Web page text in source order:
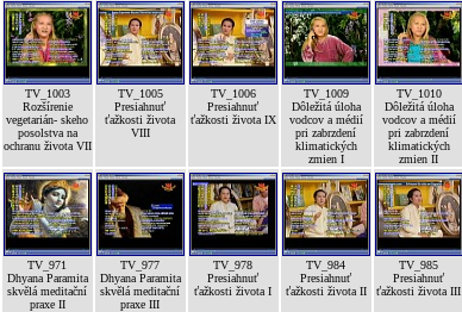
TV_1003
Rozšírenie
vegetarián- skeho
posolstva na
ochranu života VII
TV_1005
Presiahnuť
ťažkosti života
VIII
TV_1006
Presiahnuť
ťažkosti života IX
TV_1009
Dôležitá úloha
vodcov a médií
pri zabrzdení
klimatických
zmien I
TV_1010
Dôležitá úloha
vodcov a médií
pri zabrzdení
klimatických
zmien II
TV_971
Dhyana Paramita
skvělá meditační
praxe II
TV_977
Dhyana Paramita
skvělá meditační
praxe III
TV_978
Presiahnuť
ťažkosti života I
TV_984
Presiahnuť
ťažkosti života II
TV_985
Presiahnuť
ťažkosti života III